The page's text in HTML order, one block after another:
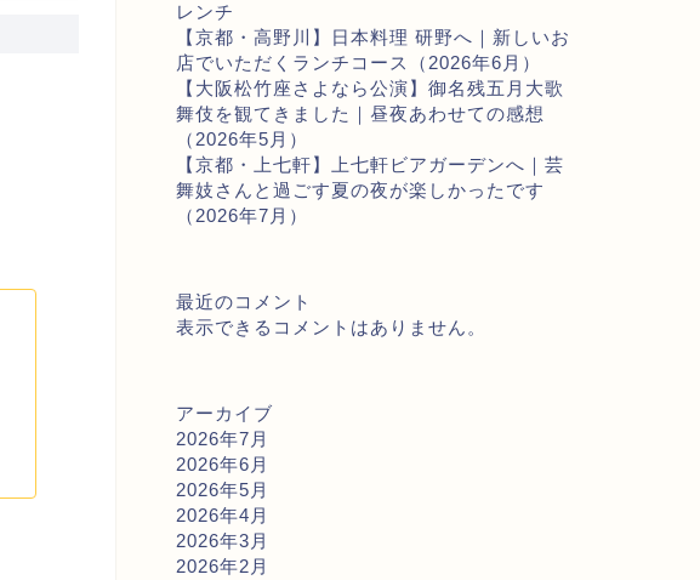
レンチ
【京都・高野川】日本料理 研野へ｜新しいお
店でいただくランチコース（2026年6月）
【大阪松竹座さよなら公演】御名残五月大歌
舞伎を観てきました｜昼夜あわせての感想
（2026年5月）
【京都・上七軒】上七軒ビアガーデンへ｜芸
舞妓さんと過ごす夏の夜が楽しかったです
（2026年7月）
最近のコメント
表示できるコメントはありません。
アーカイブ
2026年7月
2026年6月
2026年5月
2026年4月
2026年3月
2026年2月